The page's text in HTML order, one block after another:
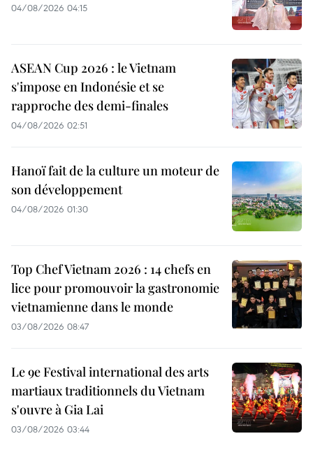
04/08/2026 04:15
ASEAN Cup 2026 : le Vietnam
s'impose en Indonésie et se
rapproche des demi-finales
04/08/2026 02:51
Hanoï fait de la culture un moteur de
son développement
04/08/2026 01:30
Top Chef Vietnam 2026 : 14 chefs en
lice pour promouvoir la gastronomie
vietnamienne dans le monde
03/08/2026 08:47
Le 9e Festival international des arts
martiaux traditionnels du Vietnam
s'ouvre à Gia Lai
03/08/2026 03:44